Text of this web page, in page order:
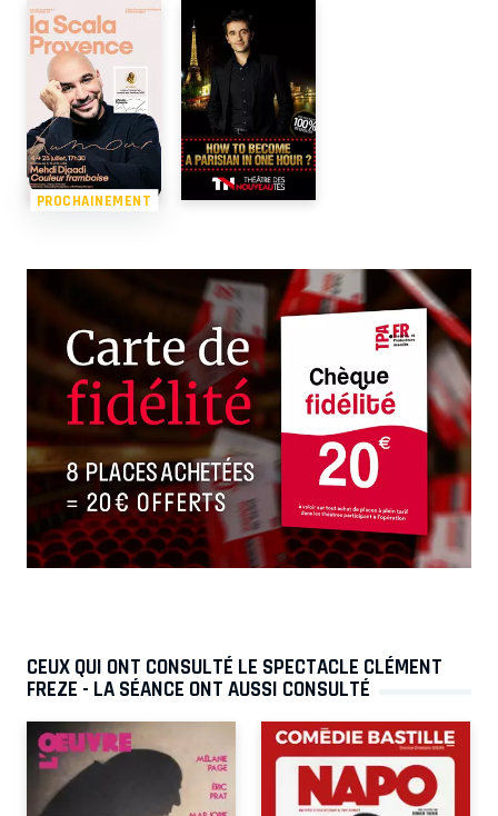
PROCHAINEMENT
CEUX QUI ONT CONSULTÉ LE SPECTACLE CLÉMENT
FREZE - LA SÉANCE ONT AUSSI CONSULTÉ